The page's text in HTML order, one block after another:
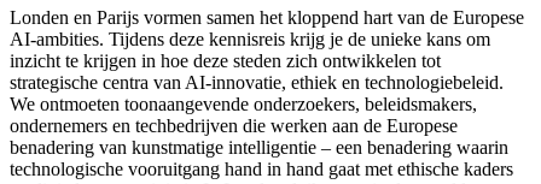
Londen en Parijs vormen samen het kloppend hart van de Europese
AI-ambities. Tijdens deze kennisreis krijg je de unieke kans om
inzicht te krijgen in hoe deze steden zich ontwikkelen tot
strategische centra van AI-innovatie, ethiek en technologiebeleid.
We ontmoeten toonaangevende onderzoekers, beleidsmakers,
ondernemers en techbedrijven die werken aan de Europese
benadering van kunstmatige intelligentie – een benadering waarin
technologische vooruitgang hand in hand gaat met ethische kaders